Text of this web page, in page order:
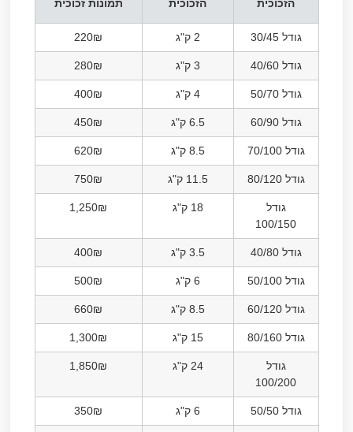
הזכוכית הזכוכית תמונות זכוכית
גודל 30/45 2 ק"ג 220₪
גודל 40/60 3 ק"ג 280₪
גודל 50/70 4 ק"ג 400₪
גודל 60/90 6.5 ק"ג 450₪
גודל 70/100 8.5 ק"ג 620₪
גודל 80/120 11.5 ק"ג 750₪
גודל
100/150
18 ק"ג 1,250₪
גודל 40/80 3.5 ק"ג 400₪
גודל 50/100 6 ק"ג 500₪
גודל 60/120 8.5 ק"ג 660₪
גודל 80/160 15 ק"ג 1,300₪
גודל
100/200
24 ק"ג 1,850₪
גודל 50/50 6 ק"ג 350₪